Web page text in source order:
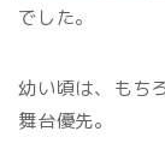
でした。
幼い頃は、もち
舞台優先。